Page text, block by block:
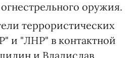
оружия.
террористических
и "ЛНР" в контактной
и Владислав